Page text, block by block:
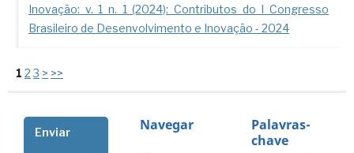
Inovação: v. 1 n. 1 (2024): Contributos do I Congresso
Brasileiro de Desenvolvimento e Inovação - 2024
1 2 3 > >>
Enviar Navegar
Palavras-
chave